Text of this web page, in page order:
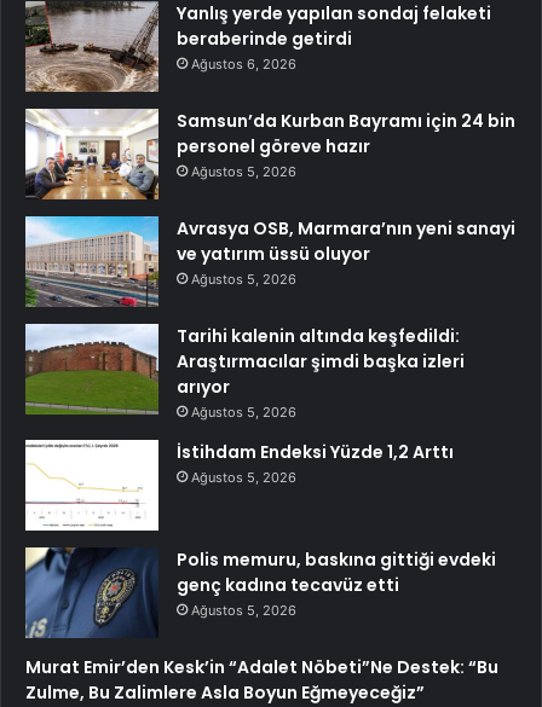
Yanlış yerde yapılan sondaj felaketi
beraberinde getirdi
Ağustos 6, 2026
Samsun’da Kurban Bayramı için 24 bin
personel göreve hazır
Ağustos 5, 2026
Avrasya OSB, Marmara’nın yeni sanayi
ve yatırım üssü oluyor
Ağustos 5, 2026
Tarihi kalenin altında keşfedildi:
Araştırmacılar şimdi başka izleri
arıyor
Ağustos 5, 2026
İstihdam Endeksi Yüzde 1,2 Arttı
Ağustos 5, 2026
Polis memuru, baskına gittiği evdeki
genç kadına tecavüz etti
Ağustos 5, 2026
Murat Emir’den Kesk’in “Adalet Nöbeti”Ne Destek: “Bu
Zulme, Bu Zalimlere Asla Boyun Eğmeyeceğiz”